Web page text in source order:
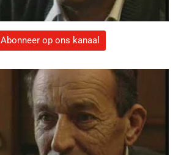
Abonneer op ons kanaal